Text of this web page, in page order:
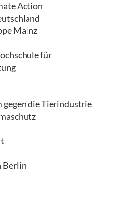
Action
Mainz
für
gegen die Tierindustrie
Berlin